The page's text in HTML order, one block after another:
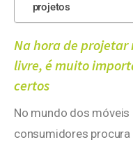
projetos
Na hora de projetar
livre, é muito
certos
No mundo dos
consumidores procura